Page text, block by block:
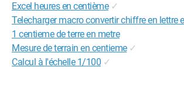
Excel heures en centième ✓
Telecharger macro convertir chiffre en lettre
1 centieme de terre en metre
Mesure de terrain en centieme ✓
Calcul à l'échelle 1/100 ✓